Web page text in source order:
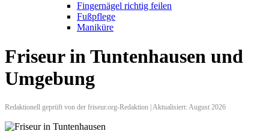
Fingernägel richtig feilen
Fußpflege
Maniküre
Friseur in Tuntenhausen und
Umgebung
Redaktionell geprüft von der friseur.org-Redaktion | Aktualisiert: August 2026